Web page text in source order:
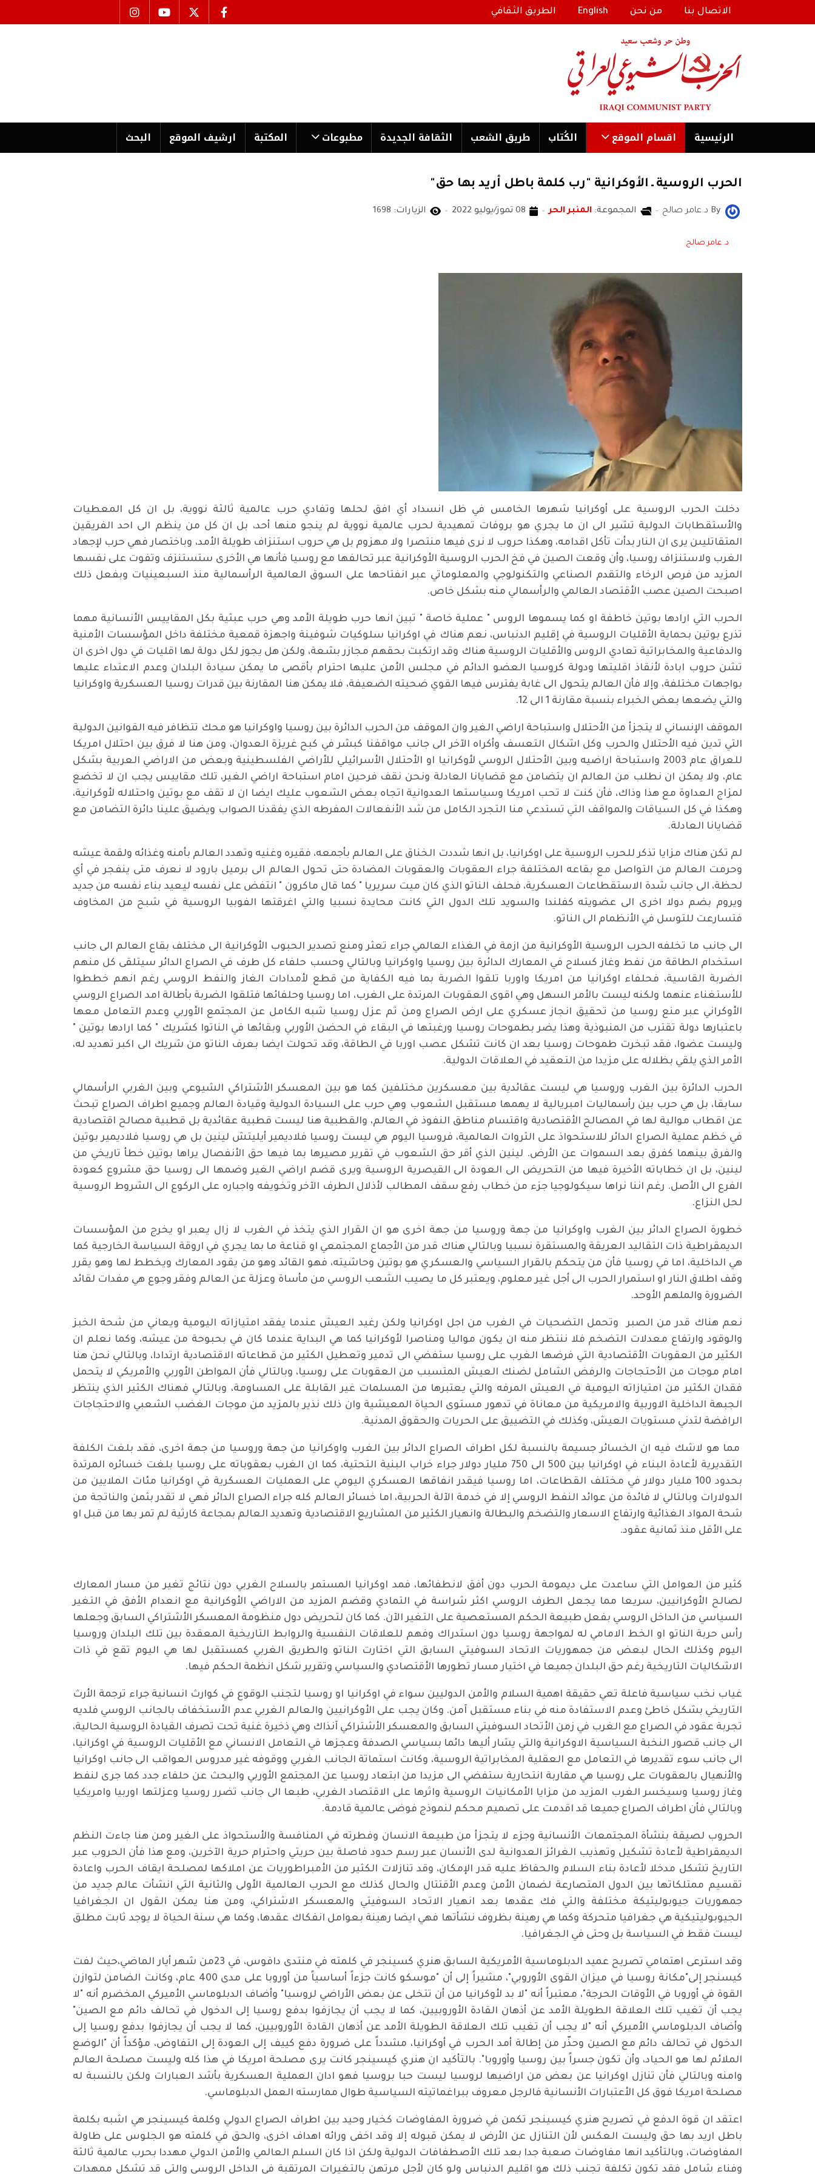
الاتصال بنا من نحن English الطريق الثقافي
الرئیسية اقسام الموقع الكُتاب طریق الشعب الثقافة الجدیدة مطبوعات المكتبة ارشیف الموقع البحث
الحرب الروسية ـ الأوكرانية "رب كلمة باطل أريد بها حق"
By د.عامر صالح المجموعة: المنبر الحر 08 تموز/يوليو 2022 الزيارات: 1698
د. عامر صالح
دخلت الحرب الروسية على أوكرانيا شهرها الخامس في ظل انسداد أي افق لحلها وتفادي حرب عالمية ثالثة نووية، بل ان كل المعطيات
والأستقطابات الدولية تشير الى ان ما يجري هو بروفات تمهيدية لحرب عالمية نووية لم ينجو منها أحد، بل ان كل من ينظم الى احد الفريقين
المتقاتليىن يرى ان النار بدأت تأكل اقدامه، وهكذا حروب لا نرى فيها منتصرا ولا مهزوم بل هي حروب استنزاف طويلة الأمد، وباختصار فهي حرب لإجهاد
الغرب ولاستنزاف روسيا، وأن وقعت الصين في فخ الحرب الروسية الأوكرانية عبر تحالفها مع روسيا فأنها هي الأخرى ستستنزف وتفوت على نفسها
المزيد من فرص الرخاء والتقدم الصناعي والتكنولوجي والمعلوماتي عبر انفتاحها على السوق العالمية الرأسمالية منذ السبعينيات وبفعل ذلك
اصبحت الصين عصب الأقتصاد العالمي والرأسمالي منه بشكل خاص.
الحرب التي ارادها بوتين خاطفة او كما يسموها الروس " عملية خاصة " تبين انها حرب طويلة الأمد وهي حرب عبثية بكل المقاييس الأنسانية مهما
تذرع بوتين بحماية الأقليات الروسية في إقليم الدنباس، نعم هناك في اوكرانيا سلوكيات شوفينة واجهزة قمعية مختلفة داخل المؤسسات الأمنية
والدفاعية والمخابراتية تعادي الروس والأقليات الروسية هناك وقد ارتكبت بحقهم مجازر بشعة، ولكن هل يجوز لكل دولة لها اقليات في دول اخرى ان
تشن حروب ابادة لأنقاذ اقليتها ودولة كروسيا العضو الدائم في مجلس الأمن عليها احترام بأقصى ما يمكن سيادة البلدان وعدم الاعتداء عليها
بواجهات مختلفة، وإلا فأن العالم يتحول الى غابة يفترس فيها القوي ضحيته الضعيفة، فلا يمكن هنا المقارنة بين قدرات روسيا العسكرية واوكرانيا
والتي يضعها بعض الخبراء بنسبة مقارنة 1 الى 12.
الموقف الإنساني لا يتجزأ من الأحتلال واستباحة اراضي الغير وان الموقف من الحرب الدائرة بين روسيا واوكرانيا هو محك تتظافر فيه القوانين الدولية
التي تدين فيه الأحتلال والحرب وكل اشكال التعسف وأكراه الآخر الى جانب مواقفنا كبشر في كبح غريزة العدوان، ومن هنا لا فرق بين احتلال امريكا
للعراق عام 2003 واستباحة اراضيه وبين الأحتلال الروسي لأوكرانيا او الأحتلال الأسرائيلي للأراضي الفلسطينية وبعض من الاراضي العربية بشكل
عام، ولا يمكن ان نطلب من العالم ان يتضامن مع قضايانا العادلة ونحن نقف فرحين امام استباحة اراضي الغير، تلك مقاييس يجب ان لا تخضع
لمزاج العداوة مع هذا وذاك، فأن كنت لا تحب امريكا وسياستها العدوانية اتجاه بعض الشعوب عليك ايضا ان لا تقف مع بوتين واحتلاله لأوكرانية،
وهكذا في كل السياقات والمواقف التي تستدعي منا التجرد الكامل من شد الأنفعالات المفرطه الذي يفقدنا الصواب ويضيق علينا دائرة التضامن مع
قضايانا العادلة.
لم تكن هناك مزايا تذكر للحرب الروسية على اوكرانيا، بل انها شددت الخناق على العالم بأجمعه، فقيره وغنيه وتهدد العالم بأمنه وغذائه ولقمة عيشه
وحرمت العالم من التواصل مع بقاعه المختلفة جراء العقوبات والعقوبات المضادة حتى تحول العالم الى برميل بارود لا نعرف متى ينفجر في أي
لحظة، الى جانب شدة الاستقطاعات العسكرية، فحلف الناتو الذي كان ميت سريريا " كما قال ماكرون " انتفض على نفسه ليعيد بناء نفسه من جديد
ويروم بضم دولا اخرى الى عضويته كفلندا والسويد تلك الدول التي كانت محايدة نسبيا والتي اغرقتها الفوبيا الروسية في شبح من المخاوف
فتسارعت للتوسل في الأنظمام الى الناتو.
الى جانب ما تخلفه الحرب الروسية الأوكرانية من ازمة في الغذاء العالمي جراء تعثر ومنع تصدير الحبوب الأوكرانية الى مختلف بقاع العالم الى جانب
استخدام الطاقة من نفط وغاز كسلاح في المعارك الدائرة بين روسيا واوكرانيا وبالتالي وحسب حلفاء كل طرف في الصراع الدائر سيتلقى كل منهم
الضربة القاسية، فحلفاء اوكرانيا من امريكا واوربا تلقوا الضربة بما فيه الكفاية من قطع لأمدادات الغاز والنفط الروسي رغم انهم خططوا
للأستغناء عنهما ولكنه ليست بالأمر السهل وهي اقوى العقوبات المرتدة على الغرب، اما روسيا وحلفائها فتلقوا الضربة بأطالة امد الصراع الروسي
الأوكراني عبر منع روسيا من تحقيق انجاز عسكري على ارض الصراع ومن ثم عزل روسيا شبه الكامل عن المجتمع الأوربي وعدم التعامل معها
باعتبارها دولة تقترب من المنبوذية وهذا يضر بطموحات روسيا ورغبتها في البقاء في الحضن الأوربي وبقائها في الناتوا كشريك " كما ارادها بوتين "
وليست عضوا، فقد تبخرت طموحات روسيا بعد ان كانت تشكل عصب اوربا في الطاقة، وقد تحولت ايضا بعرف الناتو من شريك الى اكبر تهديد له،
الأمر الذي يلقي بظلاله على مزيدا من التعقيد في العلاقات الدولية.
الحرب الدائرة بين الغرب وروسيا هي ليست عقائدية بين معسكرين مختلفين كما هو بين المعسكر الأشتراكي الشيوعي وبين الغربي الرأسمالي
سابقا، بل هي حرب بين رأسماليات امبريالية لا يهمها مستقبل الشعوب وهي حرب على السيادة الدولية وقيادة العالم وجميع اطراف الصراع تبحث
عن اقطاب موالية لها في المصالح الأقتصادية واقتسام مناطق النفوذ في العالم، والقطبية هنا ليست قطبية عقائدية بل قطبية مصالح اقتصادية
في خظم عملية الصراع الدائر للاستحواذ على الثروات العالمية، فروسيا اليوم هي ليست روسيا فلاديمير أيليتش لينين بل هي روسيا فلاديمير بوتين
والفرق بينهما كفرق بعد السموات عن الأرض. لينين الذي أقر حق الشعوب في تقرير مصيرها بما فيها حق الأنفصال يراها بوتين خطأ تاريخي من
لينين، بل ان خطاباته الأخيرة فيها من التحريض الى العودة الى القيصرية الروسية ويرى قضم اراضي الغير وضمها الى روسيا حق مشروع كعودة
الفرع الى الأصل. رغم اننا نراها سيكولوجيا جزء من خطاب رفع سقف المطالب لأذلال الطرف الآخر وتخويفه واجباره على الركوع الى الشروط الروسية
لحل النزاع.
خطورة الصراع الدائر بين الغرب واوكرانيا من جهة وروسيا من جهة اخرى هو ان القرار الذي يتخذ في الغرب لا زال يعبر او يخرج من المؤسسات
الديمقراطية ذات التقاليد العريقة والمستقرة نسبيا وبالتالي هناك قدر من الأجماع المجتمعي او قناعة ما بما يجري في اروقة السياسة الخارجية كما
هي الداخلية، اما في روسيا فأن من يتحكم بالقرار السياسي والعسكري هو بوتين وحاشيته، فهو القائد وهو من يقود المعارك ويخطط لها وهو يقرر
وقف اطلاق النار او استمرار الحرب الى أجل غير معلوم، ويعتبر كل ما يصيب الشعب الروسي من مأساة وعزلة عن العالم وفقر وجوع هي مفدات لقائد
الضرورة والملهم الأوحد.
نعم هناك قدر من الصبر وتحمل التضحيات في الغرب من اجل اوكرانيا ولكن رغيد العيش عندما يفقد امتيازاته اليومية ويعاني من شحة الخبز
والوقود وارتفاع معدلات التضخم فلا ننتظر منه ان يكون مواليا ومناصرا لأوكرانيا كما هي البداية عندما كان في بحبوحة من عيشه، وكما نعلم ان
الكثير من العقوبات الأقتصادية التي فرضها الغرب على روسيا ستفضي الى تدمير وتعطيل الكثير من قطاعاته الاقتصادية ارتدادا، وبالتالي نحن هنا
امام موجات من الأحتجاجات والرفض الشامل لضنك العيش المتسبب من العقوبات على روسيا، وبالتالي فأن المواطن الأوربي والأمريكي لا يتحمل
فقدان الكثير من امتيازاته اليومية في العيش المرفه والتي يعتبرها من المسلمات غير القابلة على المساومة، وبالتالي فهناك الكثير الذي ينتظر
الجبهة الداخلية الاوربية والامريكية من معاناة في تدهور مستوى الحياة المعيشية وان ذلك نذير بالمزيد من موجات الغضب الشعبي والاحتجاجات
الرافضة لتدني مستويات العيش، وكذلك في التضييق على الحريات والحقوق المدنية.
مما هو لاشك فيه ان الخسائر جسيمة بالنسبة لكل اطراف الصراع الدائر بين الغرب واوكرانيا من جهة وروسيا من جهة اخرى، فقد بلغت الكلفة
التقديرية لأعادة البناء في اوكرانيا بين 500 الى 750 مليار دولار جراء خراب البنية التحتية، كما ان الغرب بعقوباته على روسيا بلغت خسائره المرتدة
بحدود 100 مليار دولار في مختلف القطاعات، اما روسيا فيقدر انفاقها العسكري اليومي على العمليات العسكرية في اوكرانيا مئات الملايين من
الدولارات وبالتالي لا فائدة من عوائد النفط الروسي إلا في خدمة الآلة الحربية، اما خسائر العالم كله جراء الصراع الدائر فهي لا تقدر بثمن والناتجة من
شحة المواد الغذائية وارتفاع الاسعار والتضخم والبطالة وانهيار الكثير من المشاريع الاقتصادية وتهديد العالم بمجاعة كارثية لم تمر بها من قبل او
على الأقل منذ ثمانية عقود.
كثير من العوامل التي ساعدت على ديمومة الحرب دون أفق لانطفائها، فمد اوكرانيا المستمر بالسلاح الغربي دون نتائج تغير من مسار المعارك
لصالح الأوكرانيين، سريعا مما يجعل الطرف الروسي اكثر شراسة في التمادي وقضم المزيد من الاراضي الأوكرانية مع انعدام الأفق في التغير
السياسي من الداخل الروسي بفعل طبيعة الحكم المستعصية على التغير الآن. كما كان لتحريض دول منظومة المعسكر الأشتراكي السابق وجعلها
رأس حربة الناتو او الخط الامامي له لمواجهة روسيا دون استدراك وفهم للعلاقات النفسية والروابط التاريخية المعقدة بين تلك البلدان وروسيا
اليوم وكذلك الحال لبعض من جمهوريات الاتحاد السوفيتي السابق التي اختارت الناتو والطريق الغربي كمستقبل لها هي اليوم تقع في ذات
الاشكاليات التاريخية رغم حق البلدان جميعا في اختيار مسار تطورها الأقتصادي والسياسي وتقرير شكل انظمة الحكم فيها.
غياب نخب سياسية فاعلة تعي حقيقة اهمية السلام والأمن الدوليين سواء في اوكرانيا او روسيا لتجنب الوقوع في كوارث انسانية جراء ترجمة الأرث
التاريخي بشكل خاطئ وعدم الاستفادة منه في بناء مستقبل آمن. وكان يجب على الأوكرانيين والعالم الغربي عدم الأستخفاف بالجانب الروسي فلديه
تجربة عقود في الصراع مع الغرب في زمن الأتحاد السوفيتي السابق والمعسكر الأشتراكي آنذاك وهي ذخيرة غنية تحت تصرف القيادة الروسية الحالية،
الى جانب قصور النخبة السياسية الاوكرانية والتي يشار أليها دائما بسياسي الصدفة وعجزها في التعامل الانساني مع الأقليات الروسية في اوكرانيا،
الى جانب سوء تقديرها في التعامل مع العقلية المخابراتية الروسية، وكانت استماتة الجانب الغربي ووقوفه غير مدروس العواقب الى جانب اوكرانيا
والأنهيال بالعقوبات على روسيا هي مقاربة انتحارية ستفضي الى مزيدا من ابتعاد روسيا عن المجتمع الأوربي والبحث عن حلفاء جدد كما جرى لنفط
وغاز روسيا وسيخسر الغرب المزيد من مزايا الأمكانيات الروسية واثرها على الاقتصاد الغربي، طبعا الى جانب تضرر روسيا وعزلتها اوربيا وامريكيا
وبالتالي فأن اطراف الصراع جميعا قد اقدمت على تصميم محكم لنموذج فوضى عالمية قادمة.
الحروب لصيقة بنشأة المجتمعات الأنسانية وجزء لا يتجزأ من طبيعة الانسان وفطرته في المنافسة والأستحواذ على الغير ومن هنا جاءت النظم
الديمقراطية لأعادة تشكيل وتهذيب الغرائز العدوانية لدى الأنسان عبر رسم حدود فاصلة بين حريتي واحترام حرية الآخرين، ومع هذا فأن الحروب عبر
التاريخ تشكل مدخلا لأعادة بناء السلام والحفاظ عليه قدر الإمكان، وقد تنازلات الكثير من الأمبراطوريات عن املاكها لمصلحة ايقاف الحرب واعادة
تقسيم ممتلكاتها بين الدول المتصارعة لضمان الأمن وعدم الأقتتال والحال كذلك مع الحرب العالمية الأولى والثانية التي انشأت عالم جديد من
جمهوريات جيوبوليتيكة مختلفة والتي فك عقدها بعد انهيار الاتحاد السوفيتي والمعسكر الاشتراكي، ومن هنا يمكن القول ان الجغرافيا
الجيوبوليتيكية هي جغرافيا متحركة وكما هي رهينة بظروف نشأتها فهي ايضا رهينة بعوامل انفكاك عقدها، وكما هي سنة الحياة لا يوجد ثابت مطلق
ليست فقط في السياسة بل وحتى في الجغرافيا.
وقد استرعى اهتمامي تصريح عميد الدبلوماسية الأمريكية السابق هنري كسينجر في كلمته في منتدى دافوس، في 23من شهر أيار الماضي،حيث لفت
كيسنجر إلى"مكانة روسيا في ميزان القوى الأوروبي"، مشيراً إلى أن "موسكو كانت جزءاً أساسياً من أوروبا على مدى 400 عام، وكانت الضامن لتوازن
القوة في أوروبا في الأوقات الحرجة"، معتبراً أنه "لا بد لأوكرانيا من أن تتخلى عن بعض الأراضي لروسيا" وأضاف الدبلوماسي الأميركي المخضرم أنه "لا
يجب أن تغيب تلك العلاقة الطويلة الأمد عن أذهان القادة الأوروبيين، كما لا يجب أن يجازفوا بدفع روسيا إلى الدخول في تحالف دائم مع الصين"
وأضاف الدبلوماسي الأميركي أنه "لا يجب أن تغيب تلك العلاقة الطويلة الأمد عن أذهان القادة الأوروبيين، كما لا يجب أن يجازفوا بدفع روسيا إلى
الدخول في تحالف دائم مع الصين وحذّر من إطالة أمد الحرب في أوكرانيا، مشدداً على ضرورة دفع كييف إلى العودة إلى التفاوض، مؤكداً أن "الوضع
الملائم لها هو الحياد، وأن تكون جسراً بين روسيا وأوروبا". بالتأكيد ان هنري كيسينجر كانت يرى مصلحة امريكا في هذا كله وليست مصلحة العالم
وامنه وبالتالي فأن تنازل اوكرانيا عن بعض من اراضيها لروسيا ليست حبا بروسيا فهو ادان العملية العسكرية بأشد العبارات ولكن بالنسبة له
مصلحة امريكا فوق كل الأعتبارات الأنسانية فالرجل معروف ببراغماتيته السياسية طوال ممارسته العمل الدبلوماسي.
اعتقد ان قوة الدفع في تصريح هنري كيسينجر تكمن في ضرورة المفاوضات كخيار وحيد بين اطراف الصراع الدولي وكلمة كيسينجر هي اشبه بكلمة
باطل اريد بها حق وليست العكس لأن التنازل عن الأرض لا يمكن قبوله إلا وقد اخفى ورائه اهداف اخرى، والحق في كلمته هو الجلوس على طاولة
المفاوضات، وبالتأكيد انها مفاوضات صعبة جدا بعد تلك الأصطفافات الدولية ولكن اذا كان السلم العالمي والأمن الدولي مهددا بحرب عالمية ثالثة
وفناء شامل فقد تكون تكلفة تجنب ذلك هو اقليم الدنباس ولو كان لأجل مرتهن بالتغيرات المرتقبة في الداخل الروسي والتي قد تشكل ممهدات